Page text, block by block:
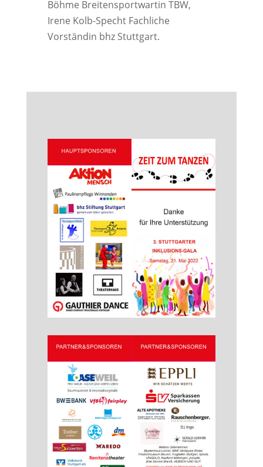
Böhme Breitensportwartin TBW,
Irene Kolb-Specht Fachliche
Vorständin bhz Stuttgart.